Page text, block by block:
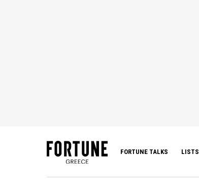
FORTUNE TALKS LISTS